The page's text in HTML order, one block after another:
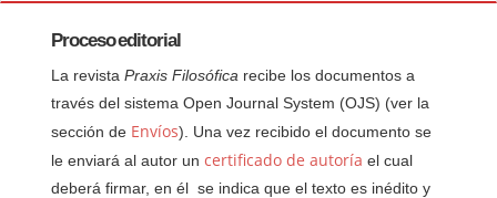
Proceso editorial
La revistaPraxis Filosófica recibe los documentos a
través del sistema Open Journal System (OJS) (ver la
sección de Envíos). Una vez recibido el documento se
le enviará al autor uncertificado de autoría el cual
deberá firmar, en él se indica que el texto es inédito y